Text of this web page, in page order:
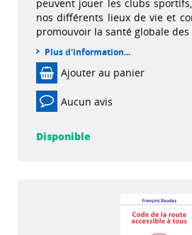
peuvent jouer les clubs
nos différents lieux de vie et
promouvoir la santé globale des
Plus d'information...
Ajouter au panier
Aucun avis
Disponible